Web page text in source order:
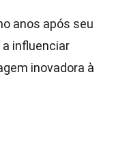
anos após seu
influenciar
inovadora à